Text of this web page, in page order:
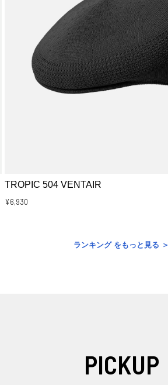
TROPIC 504 VENTAIR
¥6,930
ランキング をもっと見る ＞
PICKUP